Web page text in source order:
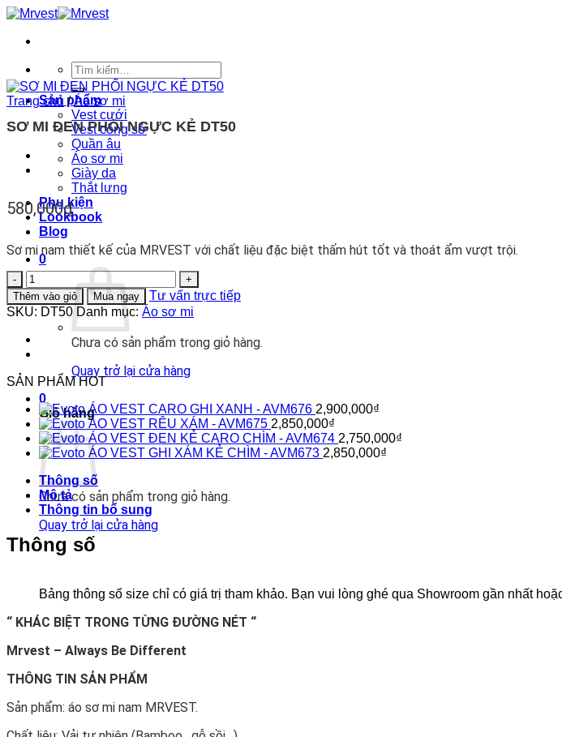
Bỏ
Tìm
kiếm:
Sản phẩm
Vest cưới
Vest công sở
Quần âu
Áo sơ mi
Giày da
Thắt lưng
Phụ kiện
Lookbook
Blog
0
Chưa có sản phẩm trong giỏ hàng.
Quay trở lại cửa hàng
0
Giỏ hàng
Chưa có sản phẩm trong giỏ hàng.
Quay trở lại cửa hàng
Trang chủ / Áo sơ mi
SƠ MI ĐEN PHỐI NGỰC KẺ DT50
580,000₫
Sơ mi nam thiết kế của MRVEST với chất liệu đặc biệt thấm hút tốt và thoát ẩm vượt trội.
SƠ
MI
ĐEN
PHỐI
NGỰC
KẺ
số
lượng
Thêm vào giỏ Mua ngay
Tư vấn trực tiếp
SKU: DT50 Danh mục: Áo sơ mi
SẢN PHẨM HOT
ÁO VEST CARO GHI XANH - AVM676 2,900,000₫
ÁO VEST RÊU XÁM - AVM675 2,850,000₫
ÁO VEST ĐEN KẺ CARO CHÌM - AVM674 2,750,000₫
ÁO VEST GHI XÁM KẺ CHÌM - AVM673 2,850,000₫
Thông số
Mô tả
Thông tin bổ sung
Thông số
Bảng thông số size chỉ có giá trị tham khảo. Bạn vui lòng ghé qua Showroom gần nhất
“ KHÁC BIỆT TRONG TỪNG ĐƯỜNG NÉT “
Mrvest – Always Be Different
THÔNG TIN SẢN PHẨM
Sản phẩm: áo sơ mi nam MRVEST.